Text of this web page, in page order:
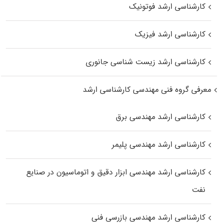
کارشناسی ارشد فوتونیک
کارشناسی ارشد فیزیک
کارشناسی ارشد زیست‌ شناسی جانوری
معرفی گروه فنی مهندسی کارشناسی ارشد
کارشناسی ارشد مهندسی برق
کارشناسی ارشد مهندسی پلیمر
کارشناسی ارشد مهندسی ابزار دقیق و اتوماسیون در صنایع
نفت
کارشناسی ارشد مهندسی بازرسی فنی